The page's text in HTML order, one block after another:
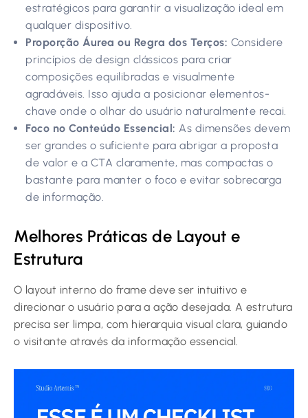
estratégicos para garantir a visualização ideal em
qualquer dispositivo.
Proporção Áurea ou Regra dos Terços: Considere
princípios de design clássicos para criar
composições equilibradas e visualmente
agradáveis. Isso ajuda a posicionar elementos-
chave onde o olhar do usuário naturalmente recai.
Foco no Conteúdo Essencial: As dimensões devem
ser grandes o suficiente para abrigar a proposta
de valor e a CTA claramente, mas compactas o
bastante para manter o foco e evitar sobrecarga
de informação.
Melhores Práticas de Layout e
Estrutura
O layout interno do frame deve ser intuitivo e
direcionar o usuário para a ação desejada. A estrutura
precisa ser limpa, com hierarquia visual clara, guiando
o visitante através da informação essencial.